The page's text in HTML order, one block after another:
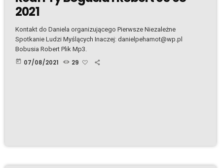
2021
Kontakt do Daniela organizującego Pierwsze Niezależne
Spotkanie Ludzi Myślących Inaczej: danielpehamot@wp.pl
Bobusia Robert Plik Mp3.
today 07/08/2021 29